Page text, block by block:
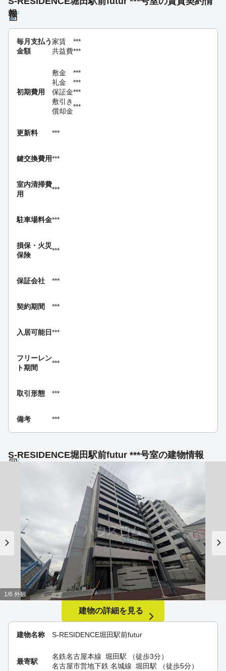
報
毎月支払う
金額
家賃
***
共益費***
初期費用
敷金
***
礼金
***
保証金***
敷引き
償却金
***
更新料 ***
鍵交換費用***
室内清掃費
用
***
駐車場料金***
損保・ 火災
保険
***
保証会社 ***
契約期間 ***
入居可能日***
フリーレン
ト期間
***
取引形態 ***
備考 ***
S-RESIDENCE堀田駅前futur ***号室の建物情報
建物名称 S-RESIDENCE堀田駅前futur
最寄駅
名鉄名古屋本線 堀田駅 （徒歩3分）
名古屋市営地下鉄 名城線 堀田駅 （徒歩5分）
1/6 外観
建物の詳細を見る